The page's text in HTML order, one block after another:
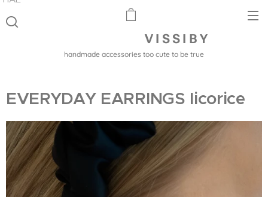
V I S S I B Y
handmade accessories too cute to be true
EVERYDAY EARRINGS licorice